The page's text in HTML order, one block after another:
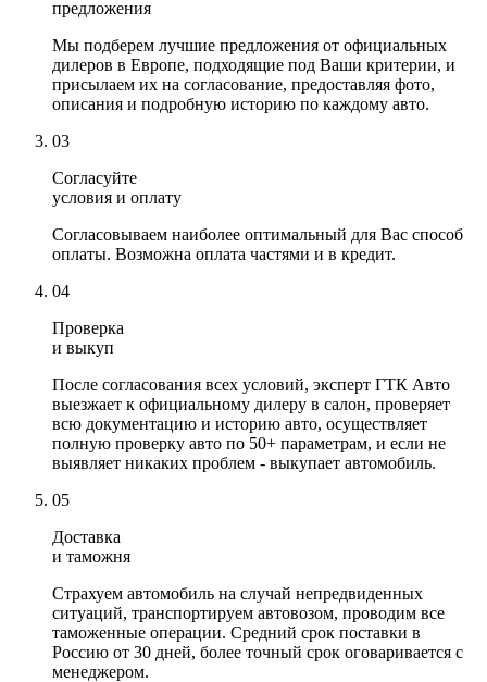
предложения
Мы подберем лучшие предложения от официальных
дилеров в Европе, подходящие под Ваши критерии, и
присылаем их на согласование, предоставляя фото,
описания и подробную историю по каждому авто.
03
Согласуйте
условия и оплату
Согласовываем наиболее оптимальный для Вас способ
оплаты. Возможна оплата частями и в кредит.
04
Проверка
и выкуп
После согласования всех условий, эксперт ГТК Авто
выезжает к официальному дилеру в салон, проверяет
всю документацию и историю авто, осуществляет
полную проверку авто по 50+ параметрам, и если не
выявляет никаких проблем - выкупает автомобиль.
05
Доставка
и таможня
Страхуем автомобиль на случай непредвиденных
ситуаций, транспортируем автовозом, проводим все
таможенные операции. Средний срок поставки в
Россию от 30 дней, более точный срок оговаривается с
менеджером.